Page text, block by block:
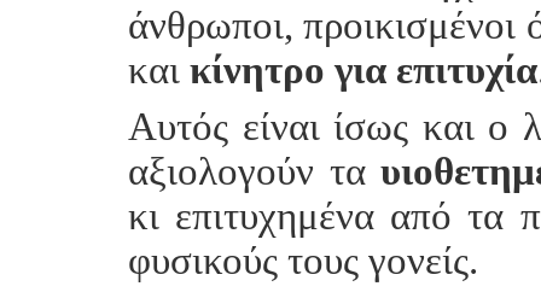
άνθρωποι,
και κίνητρο για επιτυχία
Αυτός είναι ίσως και ο
αξιολογούν τα
κι επιτυχημένα από τα
φυσικούς τους γονείς.